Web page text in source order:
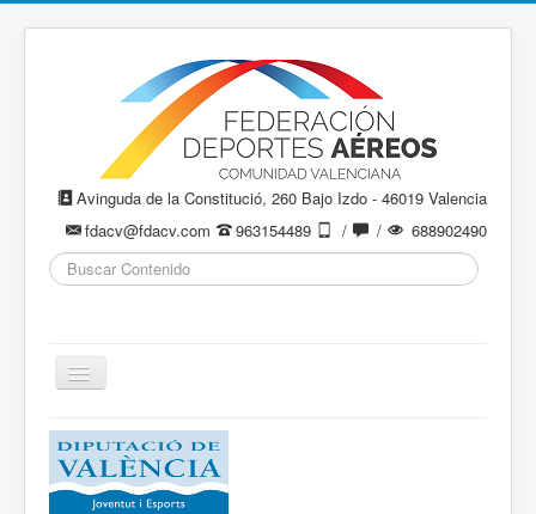
Avinguda de la Constitució, 260 Bajo Izdo - 46019 Valencia
fdacv@fdacv.com
963154489 / /
688902490
Buscar...
Cambiar
navegación
Aeromodelismo / Aeromodelisme
Ala Delta